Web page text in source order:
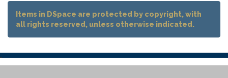
Items in DSpace are protected by copyright, with
all rights reserved, unless otherwise indicated.